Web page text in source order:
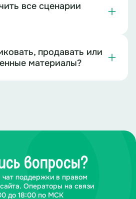
все сценарии
продавать или
материалы?
вопросы?
поддержки в правом
Операторы на связи
до 18:00 по МСК